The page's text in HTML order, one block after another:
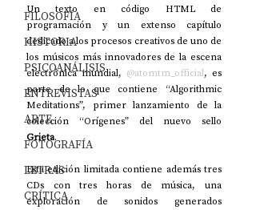
FILOSOFÍA
HISTORIA
PSICOANÁLISIS
ENTREVISTAS
ARTE
FOTOGRAFÍA
LETRAS
CRÍTICA
Un texto en código HTML de
programación y un extenso capítulo
dedicado a los procesos creativos de uno de
los músicos más innovadores de la escena
electrónica mundial, @atomtm_official, es
parte de lo que contiene “Algorithmic
Meditations”, primer lanzamiento de la
Grieta.
Esta edición limitada contiene además tres
CDs con tres horas de música, una
exploración de sonidos generados